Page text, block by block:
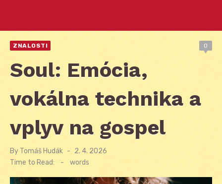
ZNALOSTI 0
Soul: Emócia,
vokálna technika a
vplyv na gospel
By Tomáš Hudák
Posted
on
2. 4. 2026
Time to Read:
- words